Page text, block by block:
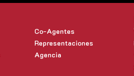
Co-Agentes
Representaciones
Agencia